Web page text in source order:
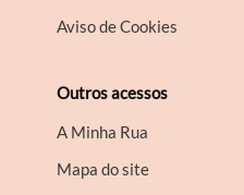
Aviso de Cookies
Outros acessos
A Minha Rua
Mapa do site